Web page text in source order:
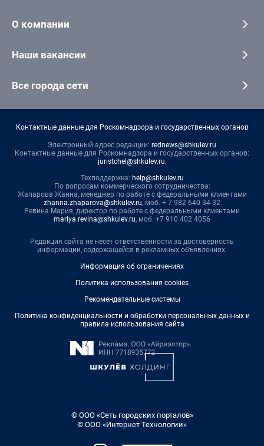
О компании
Наши вакансии
Все города сети
Контактные данные для Роскомнадзора и государственных органов
Электронный адрес редакции: rednews@shkulev.ru
Контактные данные для Роскомнадзора и государственных органов:
juristchel@shkulev.ru.
Техподдержка: help@shkulev.ru
По вопросам коммерческого сотрудничества:
Жапарова Жанна, менеджер по работе с федеральными клиентами
zhanna.zhaparova@shkulev.ru, моб. + 7 982 640 34 32
Ревина Мария, директор по работе с федеральными клиентами
mariya.revina@shkulev.ru, моб. +7 910 402 4056
Редакция сайта не несет ответственности за достоверность
информации, содержащейся в рекламных объявлениях.
Информация об ограничениях
Политика использования cookies
Рекомендательные системы
Политика конфиденциальности и обработки персональных данных и
правила использования сайта
© ООО «Сеть городских порталов»
© ООО «Интернет Технологии»